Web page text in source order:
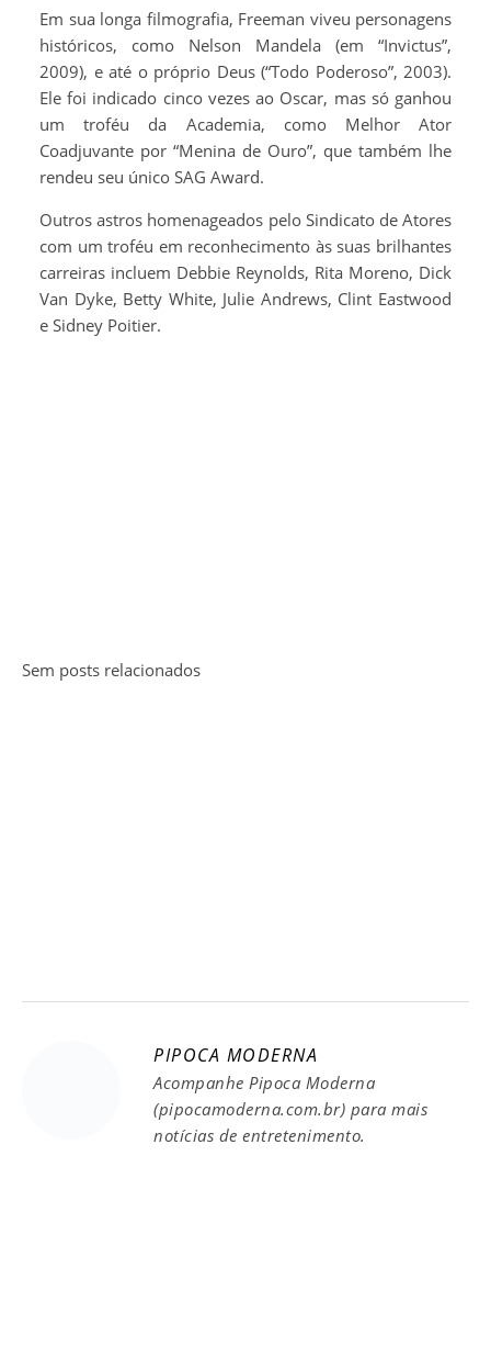
Em sua longa filmografia, Freeman viveu personagens
históricos, como Nelson Mandela (em “Invictus”,
2009), e até o próprio Deus (“Todo Poderoso”, 2003).
Ele foi indicado cinco vezes ao Oscar, mas só ganhou
um troféu da Academia, como Melhor Ator
Coadjuvante por “Menina de Ouro”, que também lhe
rendeu seu único SAG Award.
Outros astros homenageados pelo Sindicato de Atores
com um troféu em reconhecimento às suas brilhantes
carreiras incluem Debbie Reynolds, Rita Moreno, Dick
Van Dyke, Betty White, Julie Andrews, Clint Eastwood
e Sidney Poitier.
Sem posts relacionados
PIPOCA MODERNA
Acompanhe Pipoca Moderna
(pipocamoderna.com.br) para mais
notícias de entretenimento.